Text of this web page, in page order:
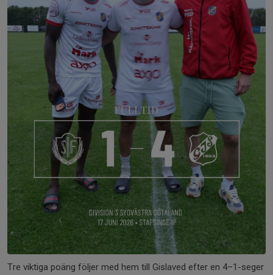
Tre viktiga poäng följer med hem till Gislaved efter en 4–1-seger